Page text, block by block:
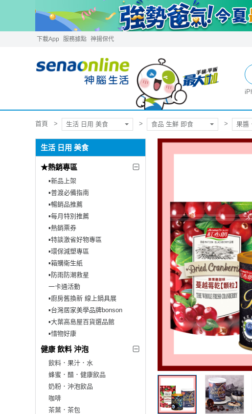
下載App 服務據點 神揚保代
首頁 生活 日用 美食 食品 生鮮 即食 果醬
生活 日用 美食
★熱銷專區
▪︎新品上架
▪︎普渡必備指南
▪︎暢銷品推薦
▪︎每月特別推薦
▪︎熱銷票券
▪︎特談激省好物專區
▪︎環保減塑專區
▪︎箱購衛生紙
▪︎防雨防潮救星
一卡通活動
▪︎廚房舊換新 線上鍋具展
▪︎台灣居家美學品牌bonson
▪︎大葉高島屋百貨選品館
▪︎惜物好康
健康 飲料 沖泡
飲料．果汁．水
蜂蜜．醋．健康飲品
奶粉．沖泡飲品
咖啡
茶葉．茶包